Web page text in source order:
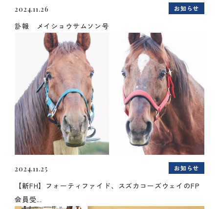
2024.11.26 お知らせ
訃報 メイショウサムソン号
2024.11.25 お知らせ
【新FH】フォーティファイド、スズカコーズウェイのFP
会員受...